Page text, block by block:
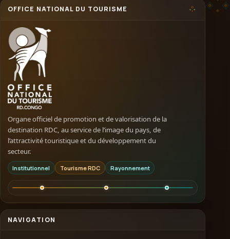
OFFICE NATIONAL DU TOURISME
Organe officiel de promotion et de valorisation de la
destination RDC, au service de l’image du pays, de
l’attractivité touristique et du développement du
secteur.
Institutionnel Tourisme RDC Rayonnement
NAVIGATION